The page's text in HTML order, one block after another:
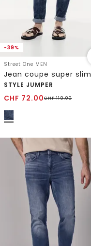
-39%
Street One MEN
Jean coupe super slim
STYLE JUMPER
CHF 72.00CHF119.00